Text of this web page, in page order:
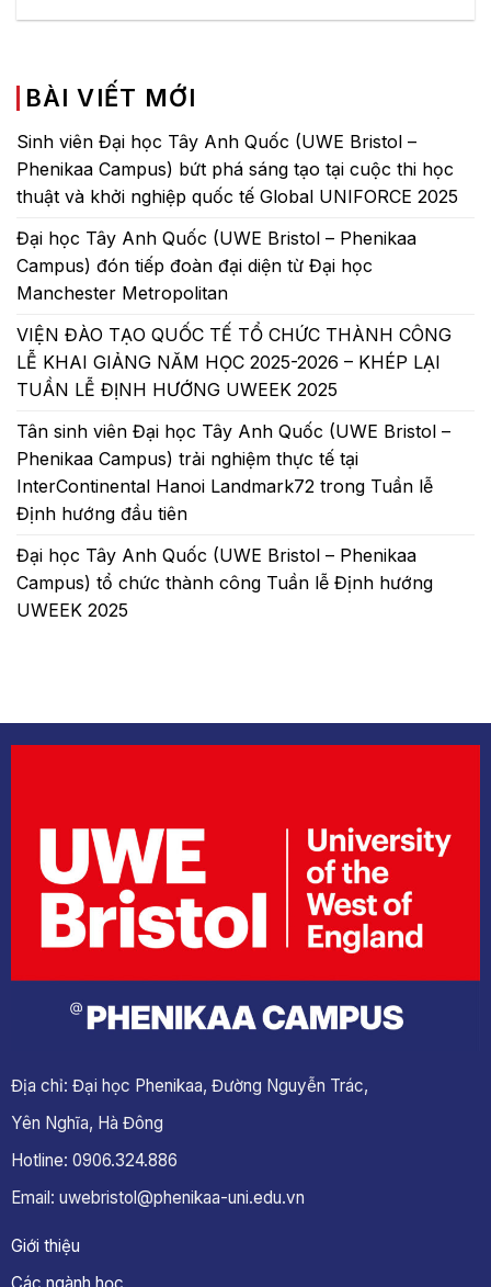
BÀI VIẾT MỚI
Sinh viên Đại học Tây Anh Quốc (UWE Bristol –
Phenikaa Campus) bứt phá sáng tạo tại cuộc thi học
thuật và khởi nghiệp quốc tế Global UNIFORCE 2025
Đại học Tây Anh Quốc (UWE Bristol – Phenikaa
Campus) đón tiếp đoàn đại diện từ Đại học
Manchester Metropolitan
VIỆN ĐÀO TẠO QUỐC TẾ TỔ CHỨC THÀNH CÔNG
LỄ KHAI GIẢNG NĂM HỌC 2025-2026 – KHÉP LẠI
TUẦN LỄ ĐỊNH HƯỚNG UWEEK 2025
Tân sinh viên Đại học Tây Anh Quốc (UWE Bristol –
Phenikaa Campus) trải nghiệm thực tế tại
InterContinental Hanoi Landmark72 trong Tuần lễ
Định hướng đầu tiên
Đại học Tây Anh Quốc (UWE Bristol – Phenikaa
Campus) tổ chức thành công Tuần lễ Định hướng
UWEEK 2025
Địa chỉ: Đại học Phenikaa, Đường Nguyễn Trác,
Yên Nghĩa, Hà Đông
Hotline: 0906.324.886
Email: uwebristol@phenikaa-uni.edu.vn
Giới thiệu
Các ngành học